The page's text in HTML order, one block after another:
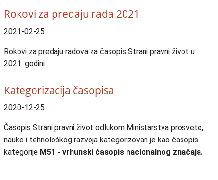
Rokovi za predaju rada 2021
2021-02-25
Rokovi za predaju radova za časopis Strani pravni život u
2021. godini
Kategorizacija časopisa
2020-12-25
Časopis Strani pravni život odlukom Ministarstva prosvete,
nauke i tehnološkog razvoja kategorizovan je kao časopis
kategorije M51 - vrhunski časopis nacionalnog značaja.